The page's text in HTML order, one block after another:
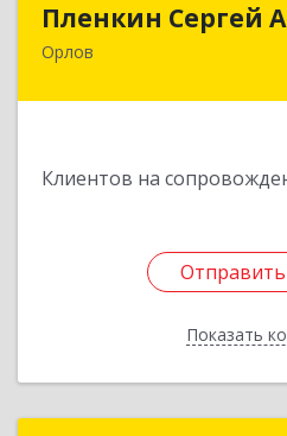
Пленкин Сергей
Орлов
Клиентов на
Отправить
Показать
Отправить